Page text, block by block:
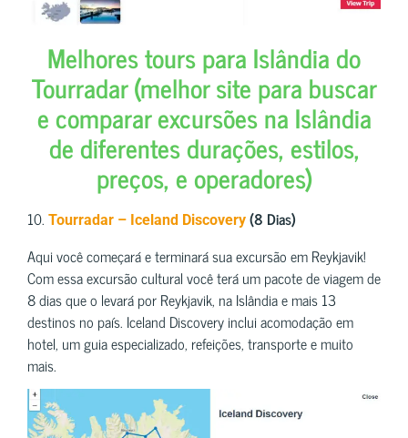
Melhores tours para Islândia do
Tourradar (melhor site para buscar
e comparar excursões na Islândia
de diferentes durações, estilos,
preços, e operadores)
10. Tourradar – Iceland Discovery (8 Dias)
Aqui você começará e terminará sua excursão em Reykjavik!
Com essa excursão cultural você terá um pacote de viagem de
8 dias que o levará por Reykjavik, na Islândia e mais 13
destinos no país. Iceland Discovery inclui acomodação em
hotel, um guia especializado, refeições, transporte e muito
mais.